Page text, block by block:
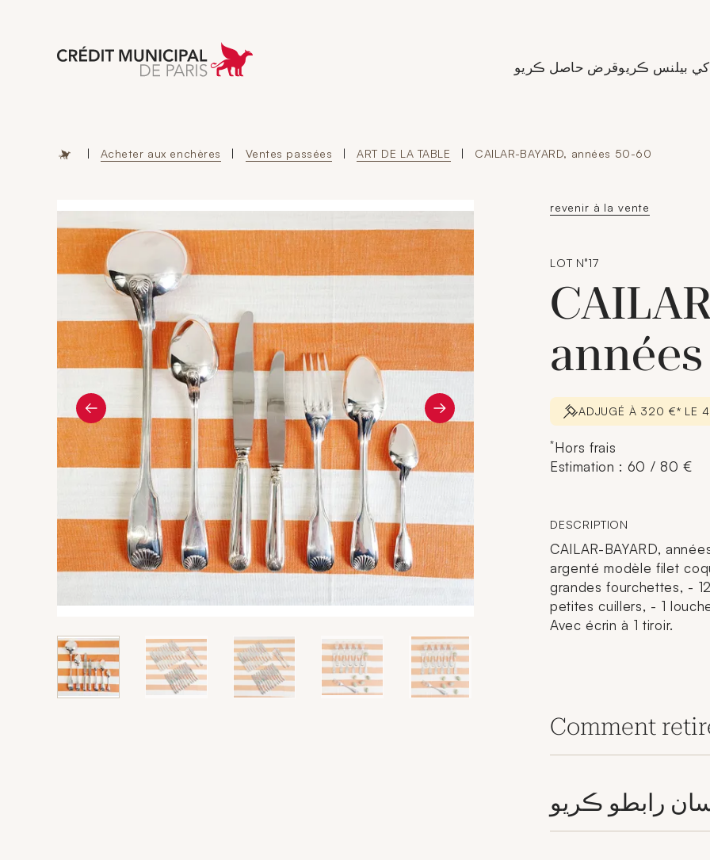
Aller à l'accueil de Crédit Municipal de Paris
قرض حاصل ڪريوبيلنس ڪريو
| Acheter aux enchères | Ventes passées | ART DE LA TABLE | CAILAR-BAYARD, années 50-60
revenir à la vente
LOT N°17
ADJUGÉ À 320 €* LE
*Hors frais
Estimation : 60 / 80 €
DESCRIPTION
CAILAR-BAYARD,
argenté modèle filet
grandes fourchettes, -
petites cuillers, - 1
Avec écrin à 1 tiroir.
Comment
رابطو ڪريو